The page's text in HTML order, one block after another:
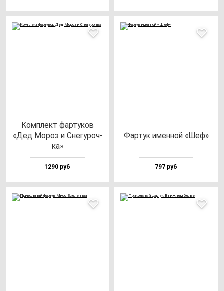
Ком­плект фар­ту­ков
«Дед Мороз и Сне­гу­роч­
ка»
1290 руб
Фар­тук имен­ной «Шеф»
797 руб